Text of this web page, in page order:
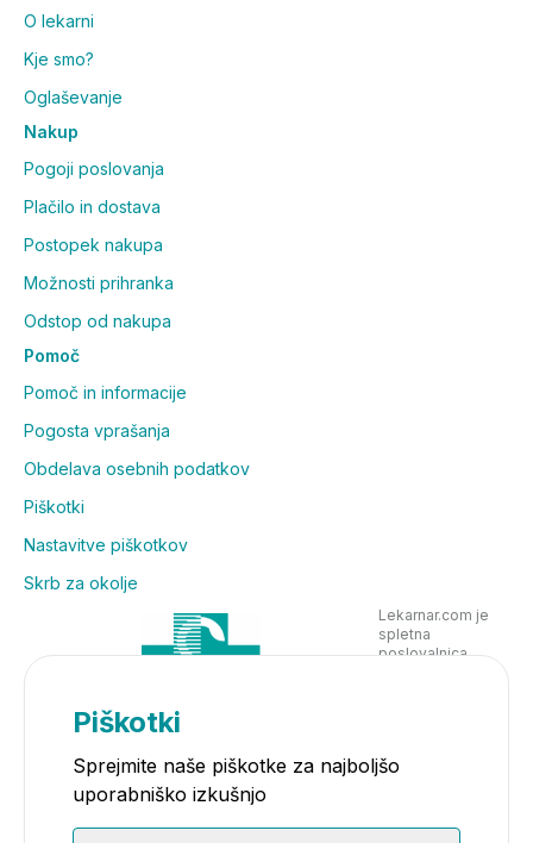
O lekarni
Kje smo?
Oglaševanje
Nakup
Pogoji poslovanja
Plačilo in dostava
Postopek nakupa
Možnosti prihranka
Odstop od nakupa
Pomoč
Pomoč in informacije
Pogosta vprašanja
Obdelava osebnih podatkov
Piškotki
Nastavitve piškotkov
Skrb za okolje
Lekarnar.com je
spletna
poslovalnica
Piškotki
Sprejmite naše piškotke za najboljšo
uporabniško izkušnjo